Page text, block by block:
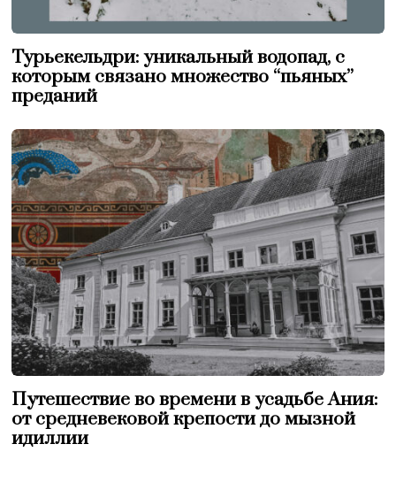
Турьекельдри: уникальный водопад, с
которым связано множество “пьяных”
преданий
Путешествие во времени в усадьбе Ания:
от средневековой крепости до мызной
идиллии